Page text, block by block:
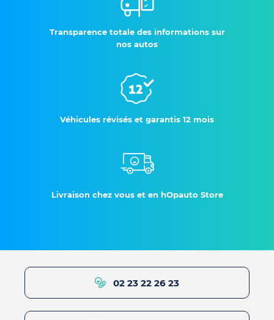
Transparence totale des informations sur
nos autos
Véhicules révisés et garantis 12 mois
Livraison chez vous et en hOpauto Store
02 23 22 26 23